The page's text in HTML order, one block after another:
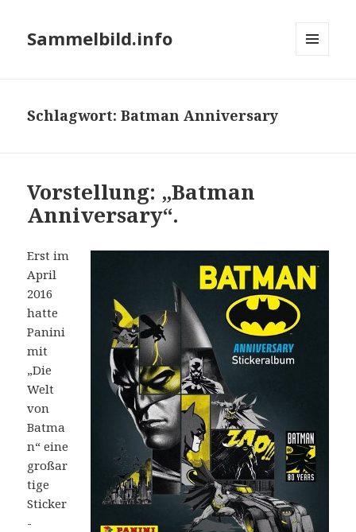
Sammelbild.info
Schlagwort:Batman Anniversary
Vorstellung: „Batman
Anniversary“.
Erst im
April
2016
hatte
Panini
mit
„Die
Welt
von
Batma
n“ eine
großar
tige
Sticker
-